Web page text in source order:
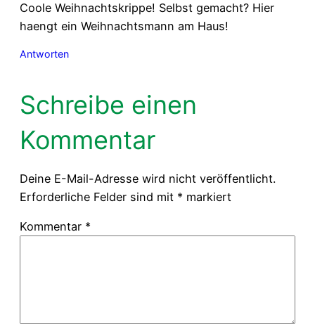
Coole Weihnachtskrippe! Selbst gemacht? Hier
haengt ein Weihnachtsmann am Haus!
Antworten
Schreibe einen
Kommentar
Deine E-Mail-Adresse wird nicht veröffentlicht.
Erforderliche Felder sind mit * markiert
Kommentar *